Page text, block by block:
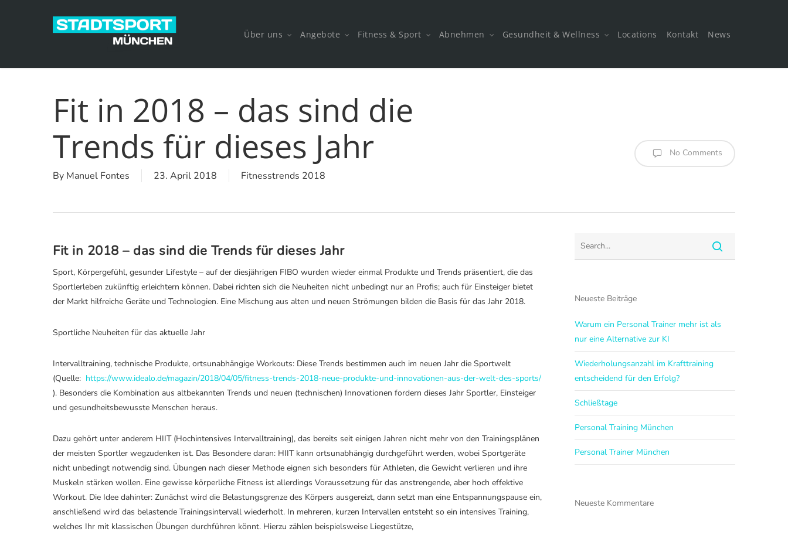
Über uns Angebote Fitness & Sport Abnehmen Gesundheit & Wellness Locations Kontakt News
Fit in 2018 – das sind die
Trends für dieses Jahr
By Manuel Fontes 23. April 2018 Fitnesstrends 2018
No Comments
Fit in 2018 – das sind die Trends für dieses Jahr
Sport, Körpergefühl, gesunder Lifestyle – auf der diesjährigen FIBO wurden wieder einmal Produkte und Trends präsentiert, die das
Sportlerleben zukünftig erleichtern können. Dabei richten sich die Neuheiten nicht unbedingt nur an Profis; auch für Einsteiger bietet
der Markt hilfreiche Geräte und Technologien. Eine Mischung aus alten und neuen Strömungen bilden die Basis für das Jahr 2018.
Sportliche Neuheiten für das aktuelle Jahr
Intervalltraining, technische Produkte, ortsunabhängige Workouts: Diese Trends bestimmen auch im neuen Jahr die Sportwelt
(Quelle: https://www.idealo.de/magazin/2018/04/05/fitness-trends-2018-neue-produkte-und-innovationen-aus-der-welt-des-sports/
). Besonders die Kombination aus altbekannten Trends und neuen (technischen) Innovationen fordern dieses Jahr Sportler, Einsteiger
und gesundheitsbewusste Menschen heraus.
Dazu gehört unter anderem HIIT (Hochintensives Intervalltraining), das bereits seit einigen Jahren nicht mehr von den Trainingsplänen
der meisten Sportler wegzudenken ist. Das Besondere daran: HIIT kann ortsunabhängig durchgeführt werden, wobei Sportgeräte
nicht unbedingt notwendig sind. Übungen nach dieser Methode eignen sich besonders für Athleten, die Gewicht verlieren und ihre
Muskeln stärken wollen. Eine gewisse körperliche Fitness ist allerdings Voraussetzung für das anstrengende, aber hoch effektive
Workout. Die Idee dahinter: Zunächst wird die Belastungsgrenze des Körpers ausgereizt, dann setzt man eine Entspannungspause ein,
anschließend wird das belastende Trainingsintervall wiederholt. In mehreren, kurzen Intervallen entsteht so ein intensives Training,
welches Ihr mit klassischen Übungen durchführen könnt. Hierzu zählen beispielsweise Liegestütze,
Neueste Beiträge
Warum ein Personal Trainer mehr ist als
nur eine Alternative zur KI
Wiederholungsanzahl im Krafttraining
entscheidend für den Erfolg?
Schließtage
Personal Training München
Personal Trainer München
Neueste Kommentare